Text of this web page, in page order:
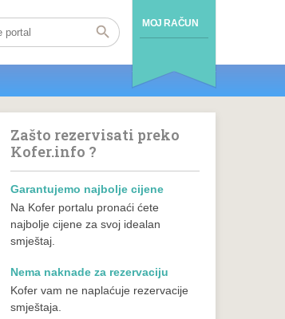
MOJ RAČUN
Zašto rezervisati preko
Kofer.info ?
Garantujemo najbolje cijene
Na Kofer portalu pronaći ćete
najbolje cijene za svoj idealan
smještaj.
Nema naknade za rezervaciju
Kofer vam ne naplaćuje rezervacije
smještaja.